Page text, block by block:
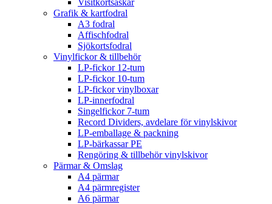
Visitkortsaskar
Grafik & kartfodral
A3 fodral
Affischfodral
Sjökortsfodral
Vinylfickor & tillbehör
LP-fickor 12-tum
LP-fickor 10-tum
LP-fickor vinylboxar
LP-innerfodral
Singelfickor 7-tum
Record Dividers, avdelare för vinylskivor
LP-emballage & packning
LP-bärkassar PE
Rengöring & tillbehör vinylskivor
Pärmar & Omslag
A4 pärmar
A4 pärmregister
A6 pärmar